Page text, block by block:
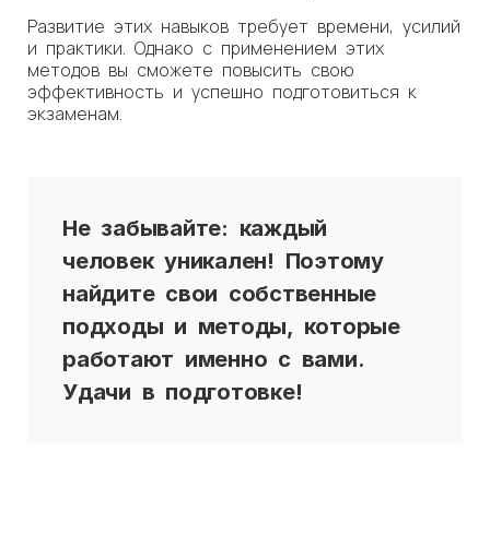
Развитие этих навыков требует времени, усилий
и практики. Однако с применением этих
методов вы сможете повысить свою
эффективность и успешно подготовиться к
экзаменам.
Не забывайте: каждый
человек уникален! Поэтому
найдите свои собственные
подходы и методы, которые
работают именно с вами.
Удачи в подготовке!